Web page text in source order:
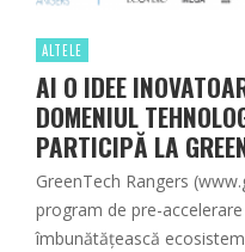
ALTELE
AI O IDEE
DOMENIUL
PARTICIPĂ LA
GreenTech Rangers
program de pre-
îmbunătățească